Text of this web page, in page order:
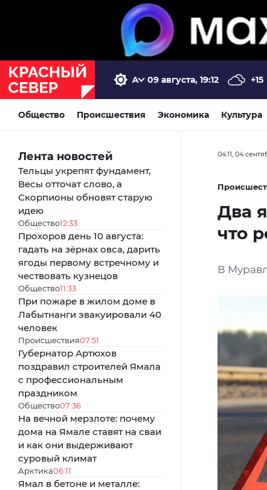
09 августа, 19:12 +15
Общество Происшествия Экономика Культура
Лента новостей
Тельцы укрепят фундамент,
Весы отточат слово, а
Скорпионы обновят старую
идею
Общество12:33
Прохоров день 10 августа:
гадать на зёрнах овса, дарить
ягоды первому встречному и
чествовать кузнецов
Общество11:33
При пожаре в жилом доме в
Лабытнанги эвакуировали 40
человек
Происшествия07:51
Губернатор Артюхов
поздравил строителей Ямала
с профессиональным
праздником
Общество07:36
На вечной мерзлоте: почему
дома на Ямале ставят на сваи
и как они выдерживают
суровый климат
Арктика06:11
Ямал в бетоне и металле:
04:11, 04
Два
что
В